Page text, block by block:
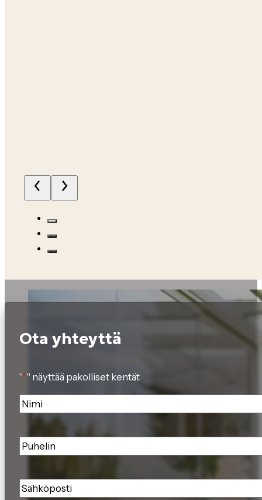
Ota yhteyttä
"*" näyttää pakolliset kentät
Nimi*
Puhelin*
Sähköposti*